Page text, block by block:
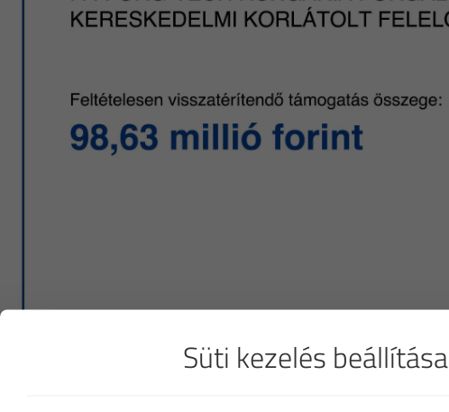
Süti kezelés beállítása